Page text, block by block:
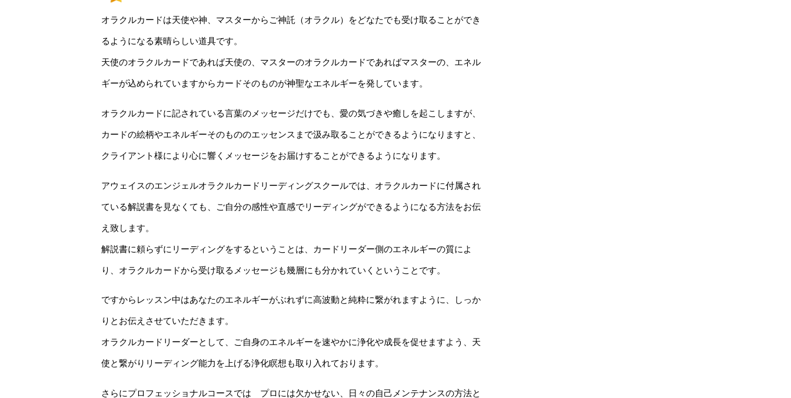
オラクルカードは天使や神、マスターからご神託（オラクル）をどなたでも受け取ることができ
るようになる素晴らしい道具です。
天使のオラクルカードであれば天使の、マスターのオラクルカードであればマスターの、エネル
ギーが込められていますからカードそのものが神聖なエネルギーを発しています。
オラクルカードに記されている言葉のメッセージだけでも、愛の気づきや癒しを起こしますが、
カードの絵柄やエネルギーそのもののエッセンスまで汲み取ることができるようになりますと、
クライアント様により心に響くメッセージをお届けすることができるようになります。
アウェイスのエンジェルオラクルカードリーディングスクールでは、オラクルカードに付属され
ている解説書を見なくても、ご自分の感性や直感でリーディングができるようになる方法をお伝
え致します。
解説書に頼らずにリーディングをするということは、カードリーダー側のエネルギーの質によ
り、オラクルカードから受け取るメッセージも幾層にも分かれていくということです。
ですからレッスン中はあなたのエネルギーがぶれずに高波動と純粋に繋がれますように、しっか
りとお伝えさせていただきます。
オラクルカードリーダーとして、ご自身のエネルギーを速やかに浄化や成長を促せますよう、天
使と繋がりリーディング能力を上げる浄化瞑想も取り入れております。
さらにプロフェッショナルコースでは プロには欠かせない、日々の自己メンテナンスの方法と